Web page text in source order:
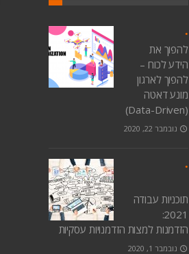
להפוך את
הידע לכוח –
להפוך לארגון
מונע דאטה
(Data-Driven)
נובמבר 22, 2020
תוכניות עבודה
2021:
הזדמנות למצות הזדמנויות עסקיות
נובמבר 1, 2020